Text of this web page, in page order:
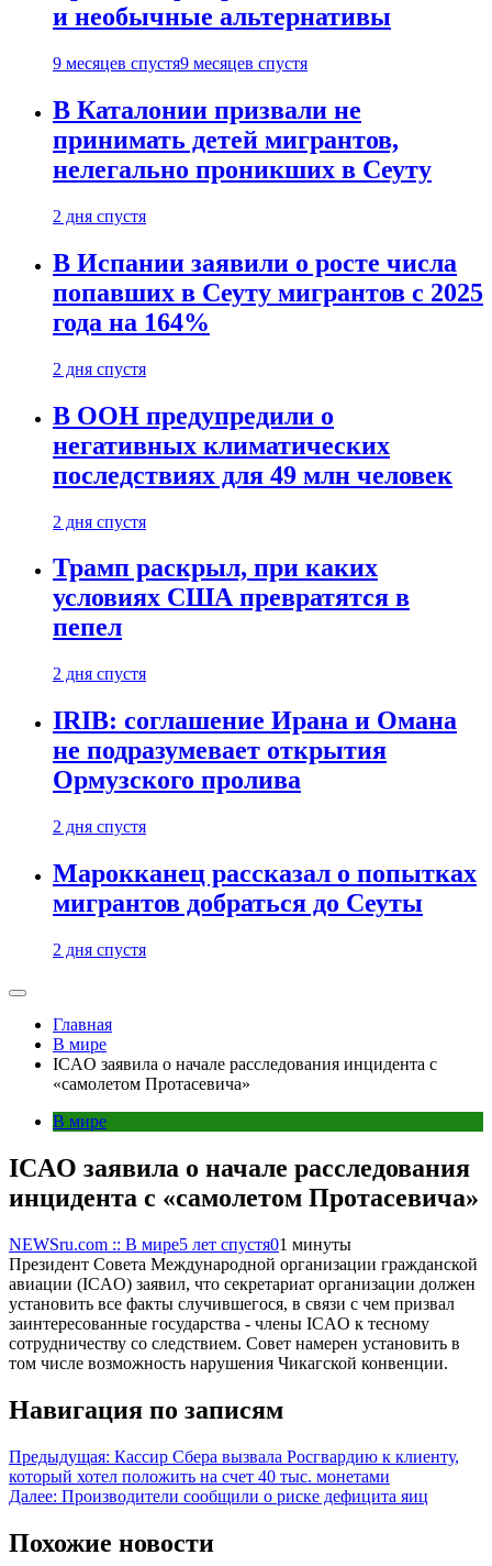
и необычные альтернативы
9 месяцев спустя9 месяцев спустя
В Каталонии призвали не
принимать детей мигрантов,
нелегально проникших в Сеуту
2 дня спустя
В Испании заявили о росте числа
попавших в Сеуту мигрантов с 2025
года на 164%
2 дня спустя
В ООН предупредили о
негативных климатических
последствиях для 49 млн человек
2 дня спустя
Трамп раскрыл, при каких
условиях США превратятся в
пепел
2 дня спустя
IRIB: соглашение Ирана и Омана
не подразумевает открытия
Ормузского пролива
2 дня спустя
Марокканец рассказал о попытках
мигрантов добраться до Сеуты
2 дня спустя
Главная
В мире
ICAO заявила о начале расследования инцидента с
«самолетом Протасевича»
В мире
ICAO заявила о начале расследования
инцидента с «самолетом Протасевича»
NEWSru.com :: В мире5 лет спустя01 минуты
Президент Совета Международной организации гражданской
авиации (ICAO) заявил, что секретариат организации должен
установить все факты случившегося, в связи с чем призвал
заинтересованные государства - члены ICAO к тесному
сотрудничеству со следствием. Совет намерен установить в
том числе возможность нарушения Чикагской конвенции.
Навигация по записям
Предыдущая: Кассир Сбера вызвала Росгвардию к клиенту,
который хотел положить на счет 40 тыс. монетами
Далее: Производители сообщили о риске дефицита яиц
Похожие новости